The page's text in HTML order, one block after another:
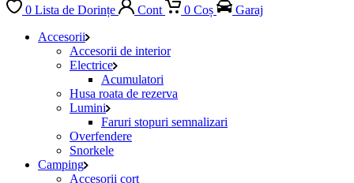
0 Lista de Dorințe Cont 0 Coș
Garaj
Accesorii
Accesorii de interior
Electrice
Acumulatori
Husa roata de rezerva
Lumini
Faruri stopuri semnalizari
Overfendere
Snorkele
Camping
Accesorii cort